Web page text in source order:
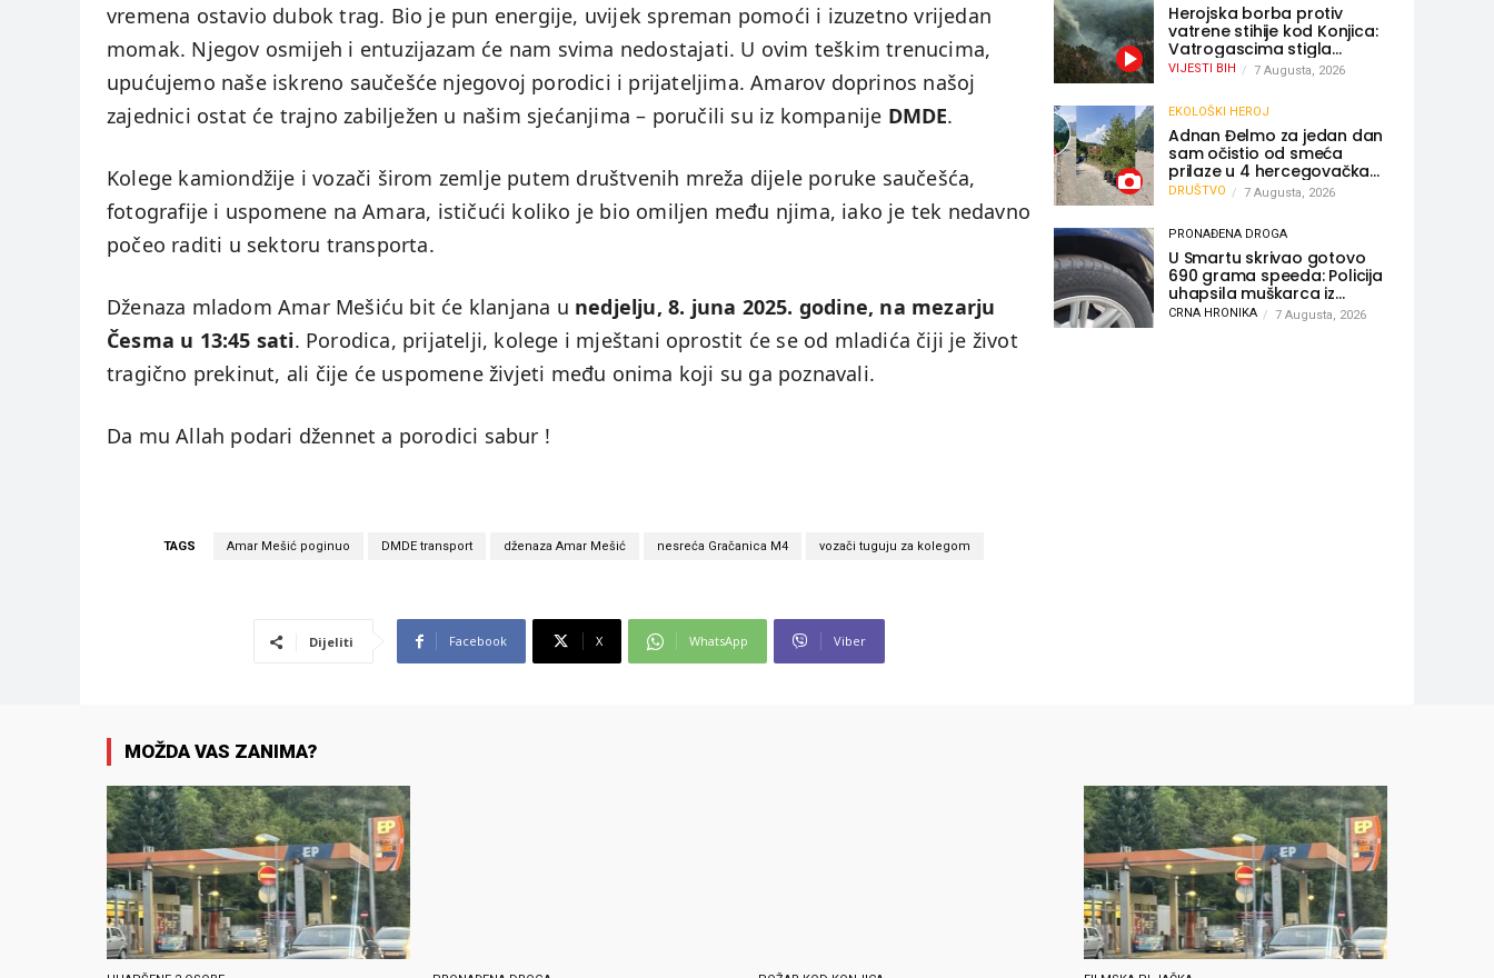
vremena ostavio dubok trag. Bio je pun energije, uvijek spreman pomoći i izuzetno vrijedan
momak. Njegov osmijeh i entuzijazam će nam svima nedostajati. U ovim teškim trenucima,
upućujemo naše iskreno saučešće njegovoj porodici i prijateljima. Amarov doprinos našoj
zajednici ostat će trajno zabilježen u našim sjećanjima – poručili su iz kompanije DMDE.
Kolege kamiondžije i vozači širom zemlje putem društvenih mreža dijele poruke saučešća,
fotografije i uspomene na Amara, ističući koliko je bio omiljen među njima, iako je tek nedavno
počeo raditi u sektoru transporta.
Dženaza mladom Amar Mešiću bit će klanjana u nedjelju, 8. juna 2025. godine, na mezarju
Česma u 13:45 sati. Porodica, prijatelji, kolege i mještani oprostit će se od mladića čiji je život
tragično prekinut, ali čije će uspomene živjeti među onima koji su ga poznavali.
Da mu Allah podari džennet a porodici sabur !
TAGS Amar Mešić poginuo DMDE transport dženaza Amar Mešić nesreća Gračanica M4 vozači tuguju za kolegom
Dijeliti Facebook X WhatsApp Viber
Herojska borba protiv
vatrene stihije kod Konjica:
Vatrogascima stigla
pomoć iz Sarajeva,
helikopteri i Air Tractori
udružili snage
VIJESTI BIH 7 Augusta, 2026
EKOLOŠKI HEROJ
Adnan Đelmo za jedan dan
sam očistio od smeća
prilaze u 4 hercegovačka
grada: “Danas nisam čistio
samo smeće, čistio sam
sliku o nama”
DRUŠTVO 7 Augusta, 2026
PRONAĐENA DROGA
U Smartu skrivao gotovo
690 grama speeda: Policija
uhapsila muškarca iz
Hercegovine
CRNA HRONIKA 7 Augusta, 2026
MOŽDA VAS ZANIMA?